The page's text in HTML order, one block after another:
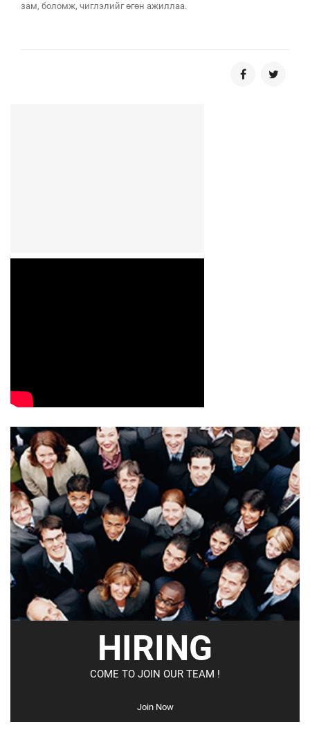
зам, боломж, чиглэлийг өгөн ажиллаа.
HIRING
COME TO JOIN OUR TEAM !
Join Now